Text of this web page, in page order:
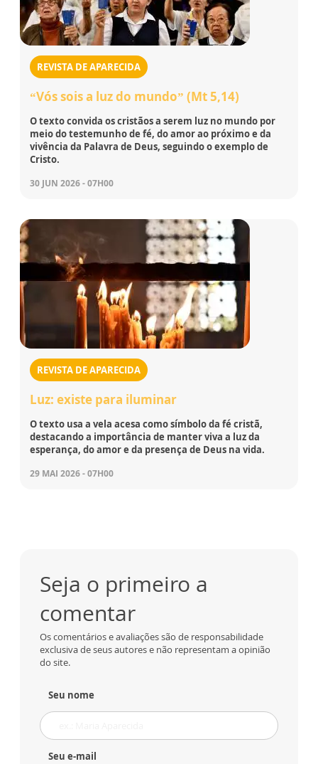
REVISTA DE APARECIDA
“Vós sois a luz do mundo” (Mt 5,14)
O texto convida os cristãos a serem luz no mundo por
meio do testemunho de fé, do amor ao próximo e da
vivência da Palavra de Deus, seguindo o exemplo de
Cristo.
30 JUN 2026 - 07H00
REVISTA DE APARECIDA
Luz: existe para iluminar
O texto usa a vela acesa como símbolo da fé cristã,
destacando a importância de manter viva a luz da
esperança, do amor e da presença de Deus na vida.
29 MAI 2026 - 07H00
Seja o primeiro a
comentar
Os comentários e avaliações são de responsabilidade
exclusiva de seus autores e não representam a opinião
do site.
Seu nome
Seu e-mail